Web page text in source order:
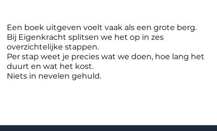
Een boek uitgeven voelt vaak als een grote berg.
Bij Eigenkracht splitsen we het op in zes
overzichtelijke stappen.
Per stap weet je precies wat we doen, hoe lang het
duurt en wat het kost.
Niets in nevelen gehuld.